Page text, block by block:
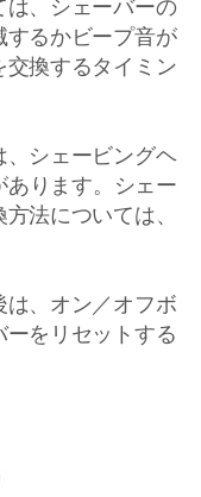
は、シェーバーの
するかビープ音が
換するタイミン
、シェービングヘ
あります。シェー
法については、
、オン／オフボ
をリセットする